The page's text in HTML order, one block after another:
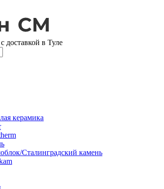
доставкой в Туле
керамика
Сталинградский камень